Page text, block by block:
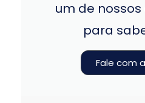
um de
para
Fale com